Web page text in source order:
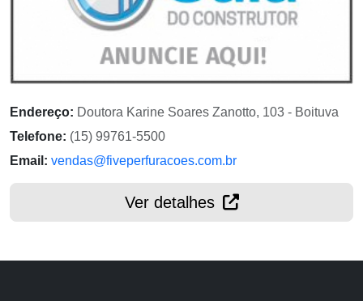
Endereço: Doutora Karine Soares Zanotto, 103 - Boituva
Telefone: (15) 99761-5500
Email: vendas@fiveperfuracoes.com.br
Ver detalhes